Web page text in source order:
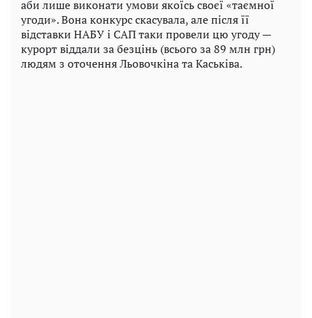
аби лише виконати умови якоїсь своєї «таємної
угоди». Вона конкурс скасувала, але після її
відставки НАБУ і САП таки провели цю угоду —
курорт віддали за безцінь (всього за 89 млн грн)
людям з оточення Льовочкіна та Каськіва.